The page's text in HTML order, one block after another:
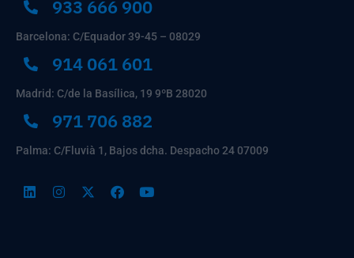
933 666 900
Barcelona: C/Equador 39-45 – 08029
914 061 601
Madrid: C/de la Basílica, 19 9ºB 28020
971 706 882
Palma: C/Fluvià 1, Bajos dcha. Despacho 24 07009